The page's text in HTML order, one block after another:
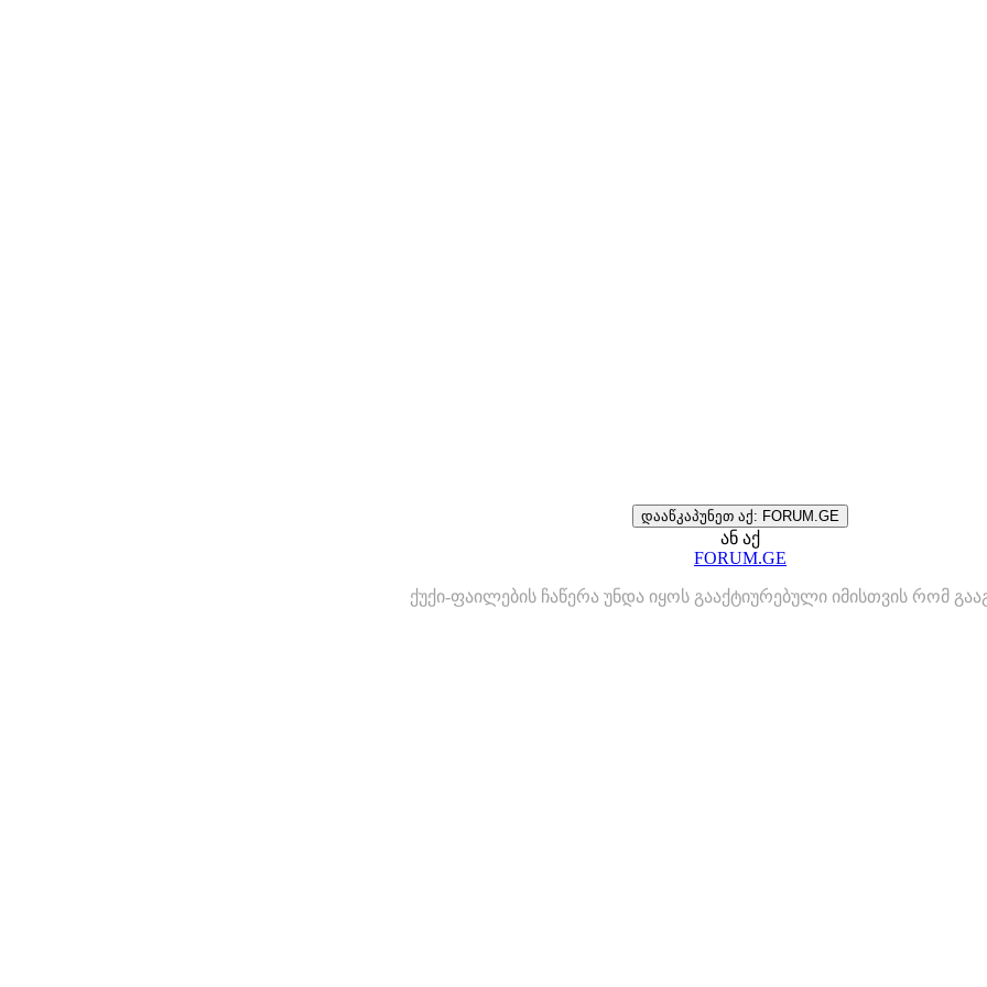
დააწკაპუნეთ აქ: FORUM.GE
ან აქ
FORUM.GE
ქუქი-ფაილების ჩაწერა უნდა იყოს გააქტიურებული იმისთვის რომ